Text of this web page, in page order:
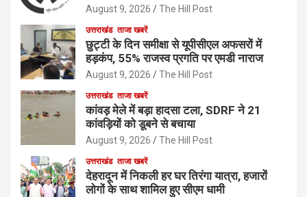
August 9, 2026 The Hill Post
उत्तराखंड ताजा खबरें
छुट्टी के दिन समीक्षा से यूपीसीएल अफसरों में
हड़कंप, 55% राजस्व प्रगति पर एमडी नाराज
August 9, 2026 The Hill Post
उत्तराखंड ताजा खबरें
कांवड़ मेले में बड़ा हादसा टला, SDRF ने 21
कांवड़ियों को डूबने से बचाया
August 9, 2026 The Hill Post
उत्तराखंड ताजा खबरें
देहरादून में निकली हर घर तिरंगा यात्रा, हजारों
लोगों के साथ शामिल हुए सीएम धामी